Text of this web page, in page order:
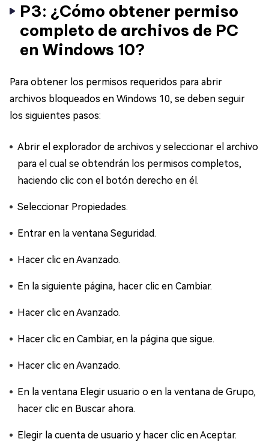
P3: ¿Cómo obtener permiso
completo de archivos de PC
en Windows 10?
Para obtener los permisos requeridos para abrir
archivos bloqueados en Windows 10, se deben seguir
los siguientes pasos:
Abrir el explorador de archivos y seleccionar el archivo
para el cual se obtendrán los permisos completos,
haciendo clic con el botón derecho en él.
Seleccionar Propiedades.
Entrar en la ventana Seguridad.
Hacer clic en Avanzado.
En la siguiente página, hacer clic en Cambiar.
Hacer clic en Avanzado.
Hacer clic en Cambiar, en la página que sigue.
Hacer clic en Avanzado.
En la ventana Elegir usuario o en la ventana de Grupo,
hacer clic en Buscar ahora.
Elegir la cuenta de usuario y hacer clic en Aceptar.